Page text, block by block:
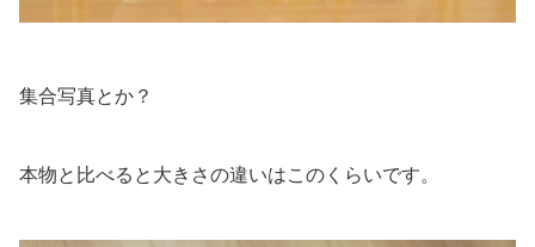
集合写真とか？
本物と比べると大きさの違いはこのくらいです。